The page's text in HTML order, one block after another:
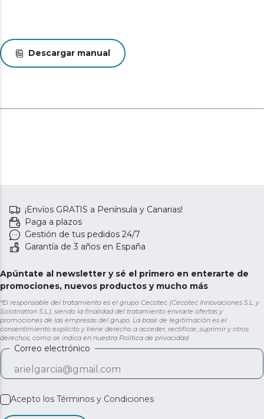
Descargar manual
¡Envíos GRATIS a Península y Canarias!
Paga a plazos
Gestión de tus pedidos 24/7
Garantía de 3 años en España
Apúntate al newsletter y sé el primero en enterarte de
promociones, nuevos productos y mucho más
*El responsable del tratamiento es el grupo Cecotec (Cecotec Innovaciones S.L. y
Solotriatlon S.L.), siendo la finalidad del tratamiento enviarle ofertas y
promociones de las empresas del grupo. La base de legitimación es el
consentimiento explícito y tiene derecho a acceder, rectificar, suprimir y otros
derechos, como se indica en nuestra Política de privacidad
Correo electrónico
Acepto los Términos y Condiciones